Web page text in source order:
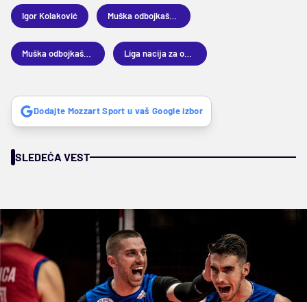
Igor Kolaković
Dodajte Mozzart Sport u vaš Google izbor
SLEDEĆA VEST